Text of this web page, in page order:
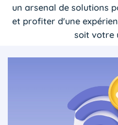
un arsenal de solutions
et profiter d'une
soit votre